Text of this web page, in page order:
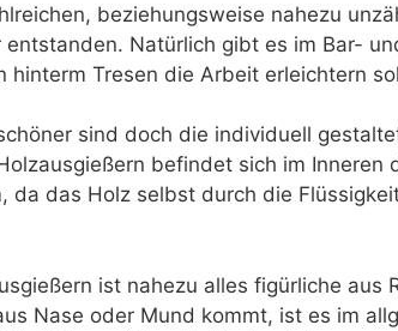
beziehungsweise nahezu
entstanden. Natürlich gibt es im Bar-
hinterm Tresen die Arbeit erleichtern
sind doch die individuell
befindet sich im
da das Holz selbst durch die
ist nahezu alles figürliche
Nase oder Mund kommt, ist es im